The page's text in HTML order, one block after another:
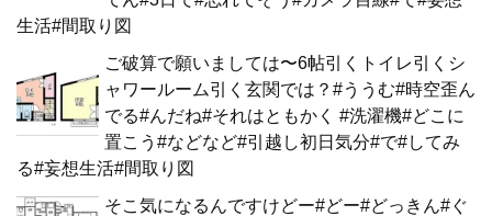
生活#間取り図
ご破算で願いましては〜6帖引くトイレ引くシ
ャワールーム引く玄関では？#ううむ#時空歪ん
でる#んだね#それはともかく #洗濯機#どこに
置こう#などなど#引越し初日気分#で#してみ
る#妄想生活#間取り図
そこ気になるんですけどー#どー#どっきん#ぐ